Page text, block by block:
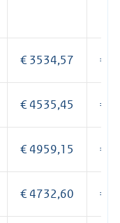
€ 3534,57
€ 4535,45 €
€ 4959,15 €
€ 4732,60 €